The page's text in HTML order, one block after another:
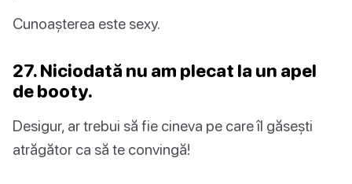
Cunoașterea este sexy.
27. Niciodată nu am plecat la un apel
de booty.
Desigur, ar trebui să fie cineva pe care îl găsești
atrăgător ca să te convingă!